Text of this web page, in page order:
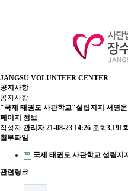
JANGSU VOLUNTEER CENTER
공지사항
공지사항
"국제 태권도 사관학교"설립지지 서명
페이지 정보
작성자 관리자 21-08-23 14:26 조회 3,191회
첨부파일
국제 태권도 사관학교 설립지
관련링크